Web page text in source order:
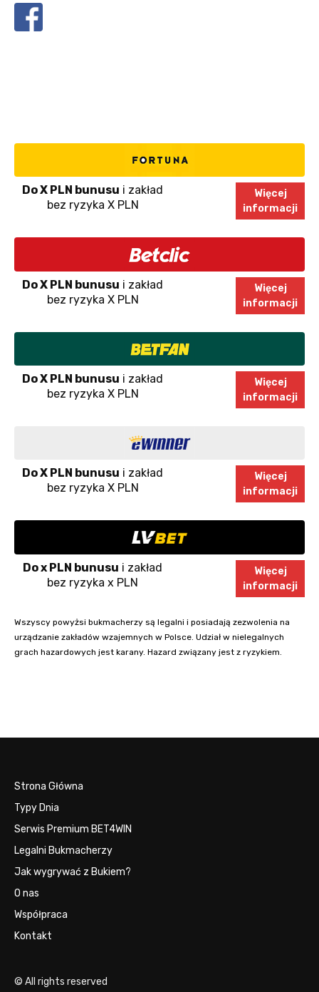
Do X PLN bunusu i zakład
bez ryzyka X PLN
Więcej
informacji
Do X PLN bunusu i zakład
bez ryzyka X PLN
Więcej
informacji
Do X PLN bunusu i zakład
bez ryzyka X PLN
Więcej
informacji
Do X PLN bunusu i zakład
bez ryzyka X PLN
Więcej
informacji
Do x PLN bunusu i zakład
bez ryzyka x PLN
Więcej
informacji
Wszyscy powyżsi bukmacherzy są legalni i posiadają zezwolenia na
urządzanie zakładów wzajemnych w Polsce. Udział w nielegalnych
grach hazardowych jest karany. Hazard związany jest z ryzykiem.
Strona Główna
Typy Dnia
Serwis Premium BET4WIN
Legalni Bukmacherzy
Jak wygrywać z Bukiem?
O nas
Współpraca
Kontakt
© All rights reserved